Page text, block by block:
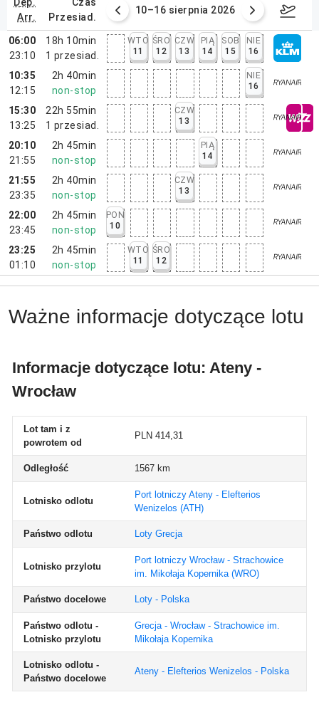
arr.
przesiad.
sierpnia 2026 10–16 sierpnia 2026
06:00
23:10
18h 10min
1 przesiad.
WTO
11
ŚRO
12
CZW
13
PIĄ
14
SOB
15
NIE
16
10:35
12:15
2h 40min
non-stop
NIE
16
15:30
13:25
22h 55min
1 przesiad.
CZW
13
20:10
21:55
2h 45min
non-stop
PIĄ
14
21:55
23:35
2h 40min
non-stop
CZW
13
22:00
23:45
2h 45min
non-stop
PON
10
23:25
01:10
2h 45min
non-stop
WTO
11
ŚRO
12
Ważne informacje dotyczące lotu
Informacje dotyczące lotu: Ateny -
Wrocław
Lot tam i z
powrotem od
PLN 414,31
Odległość 1567 km
Lotnisko odlotu
Port lotniczy Ateny - Elefterios
Wenizelos (ATH)
Państwo odlotu Loty Grecja
Lotnisko przylotu
Port lotniczy Wrocław - Strachowice
im. Mikołaja Kopernika(WRO)
Państwo docelowe Loty - Polska
Państwo odlotu -
Lotnisko przylotu
Grecja - Wrocław - Strachowice im.
Mikołaja Kopernika
Lotnisko odlotu -
Państwo docelowe
Ateny - Elefterios Wenizelos - Polska